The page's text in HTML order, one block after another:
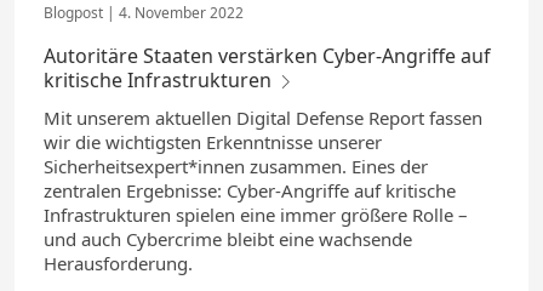
4. November 2022
Autoritäre Staaten verstärken Cyber-Angriffe auf
kritische Infrastrukturen
Mit unserem aktuellen Digital Defense Report fassen
wir die wichtigsten Erkenntnisse unserer
Sicherheitsexpert*innen zusammen. Eines der
zentralen Ergebnisse: Cyber-Angriffe auf kritische
Infrastrukturen spielen eine immer größere Rolle –
und auch Cybercrime bleibt eine wachsende
Herausforderung.